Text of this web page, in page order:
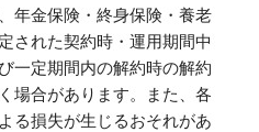
年金保険・終身保険・養老
された契約時・運用期間中
一定期間内の解約時の解約
場合があります。また、各
る損失が生じるおそれがあ